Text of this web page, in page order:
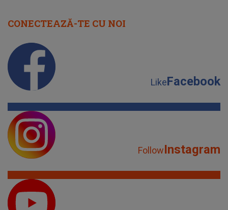
CONECTEAZĂ-TE CU NOI
LikeFacebook
FollowInstagram